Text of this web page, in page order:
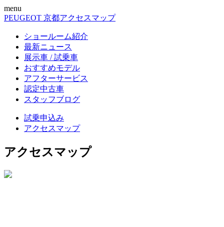
menu
PEUGEOT 京都アクセスマップ
ショールーム紹介
最新ニュース
展示車 / 試乗車
おすすめモデル
アフターサービス
認定中古車
スタッフブログ
試乗申込み
アクセスマップ
アクセスマップ